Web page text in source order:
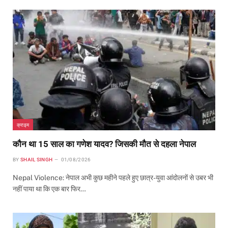
क्राइम
कौन था 15 साल का गणेश यादव? जिसकी मौत से दहला नेपाल
BY SHAIL SINGH 01/08/2026
Nepal Violence: नेपाल अभी कुछ महीने पहले हुए छात्र-युवा आंदोलनों से उबर भी
नहीं पाया था कि एक बार फिर…